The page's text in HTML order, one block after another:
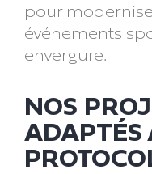
pour
événements
envergure.
NOS
ADAPTÉS